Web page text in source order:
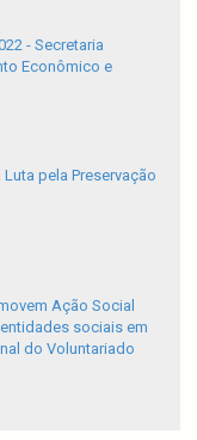
- Secretaria
Econômico e
pela Preservação
Ação Social
sociais em
do Voluntariado